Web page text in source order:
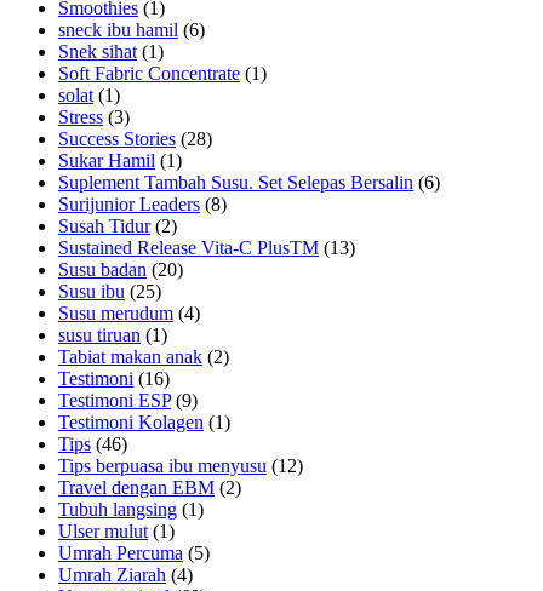
Smoothies (1)
sneck ibu hamil (6)
Snek sihat (1)
Soft Fabric Concentrate (1)
solat (1)
Stress (3)
Success Stories (28)
Sukar Hamil (1)
Suplement Tambah Susu. Set Selepas Bersalin (6)
Surijunior Leaders (8)
Susah Tidur(2)
Sustained Release Vita-C PlusTM (13)
Susu badan (20)
Susu ibu (25)
Susu merudum (4)
susu tiruan (1)
Tabiat makan anak (2)
Testimoni (16)
Testimoni ESP(9)
Testimoni Kolagen (1)
Tips (46)
Tips berpuasa ibu menyusu (12)
Travel dengan EBM (2)
Tubuh langsing (1)
Ulser mulut (1)
Umrah Percuma (5)
Umrah Ziarah (4)